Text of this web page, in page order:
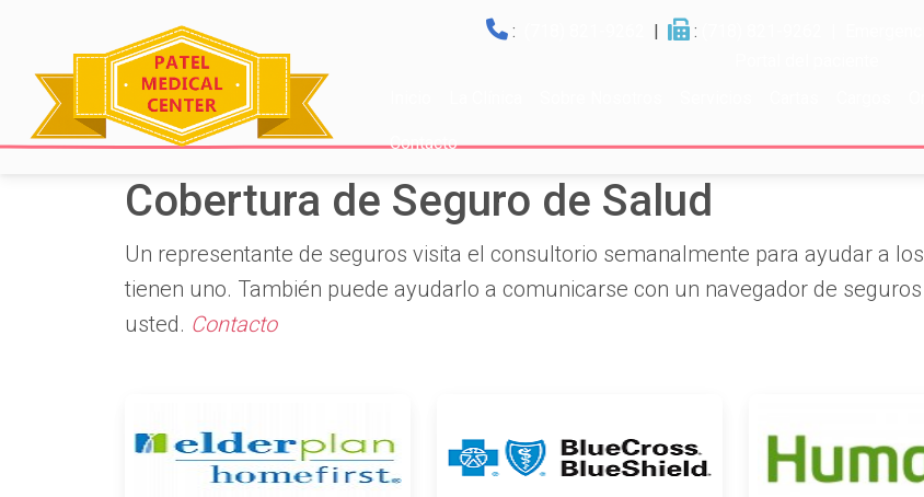
: | :
Contacto
Cobertura de Seguro de Salud
Un representante de seguros visita el consultorio semanalmente para ayudar a
tienen uno. También puede ayudarlo a comunicarse con un navegador de
usted. Contacto